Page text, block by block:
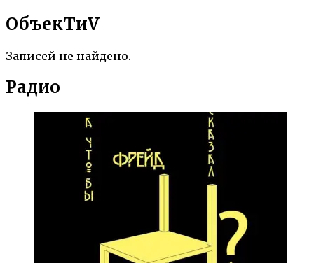
ОбъекTиV
Записей не найдено.
Радио